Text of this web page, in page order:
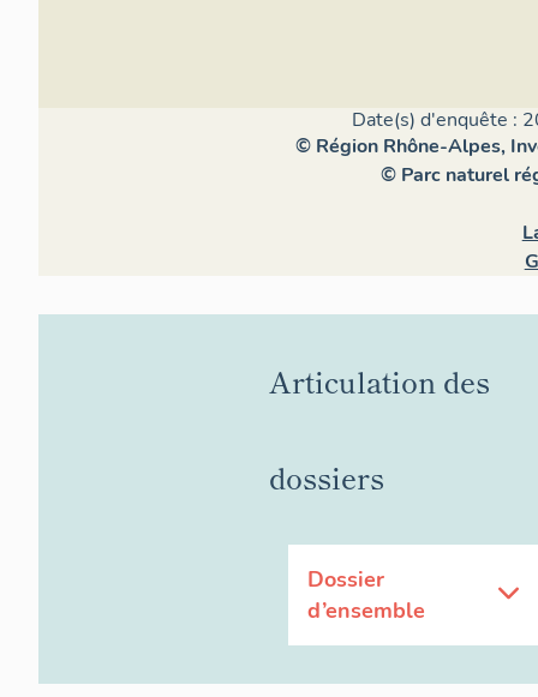
Date(s) d'enquête :
© Région Rhône-Alpes,
© Parc naturel
Articulation des
dossiers
Dossier
d’ensemble